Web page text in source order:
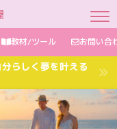
教材/ツール お問い合
らしく夢を叶える